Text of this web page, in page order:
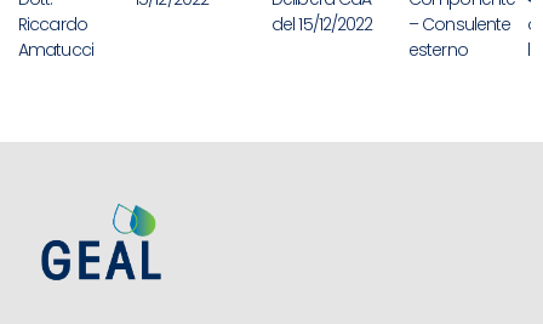
Riccardo
Amatucci
del 15/12/2022
– Consulente
esterno